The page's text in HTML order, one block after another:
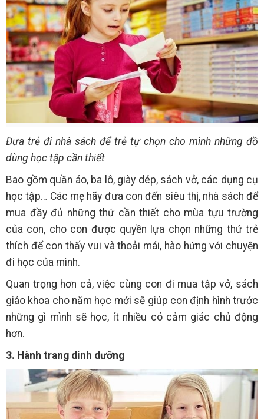
Đưa trẻ đi nhà sách để trẻ tự chọn cho mình những đồ
dùng học tập cần thiết
Bao gồm quần áo, ba lô, giày dép, sách vở, các dụng cụ
học tập… Các mẹ hãy đưa con đến siêu thị, nhà sách để
mua đầy đủ những thứ cần thiết cho mùa tựu trường
của con, cho con được quyền lựa chọn những thứ trẻ
thích để con thấy vui và thoải mái, hào hứng với chuyện
đi học của mình.
Quan trọng hơn cả, việc cùng con đi mua tập vở, sách
giáo khoa cho năm học mới sẽ giúp con định hình trước
những gì mình sẽ học, ít nhiều có cảm giác chủ động
hơn.
3. Hành trang dinh dưỡng